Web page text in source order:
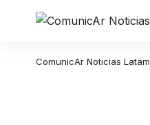
ComunicAr Noticias Latam